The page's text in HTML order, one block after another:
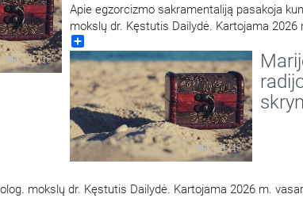
47:05
Apie egzorcizmo sakramentaliją pasakoja
mokslų dr. Kęstutis Dailydė. Kartojama 2026
kovą įrašyta „Dievas gydo“ laida.
46:43
mokslų dr. Kęstutis Dailydė. Kartojama 2026 m.